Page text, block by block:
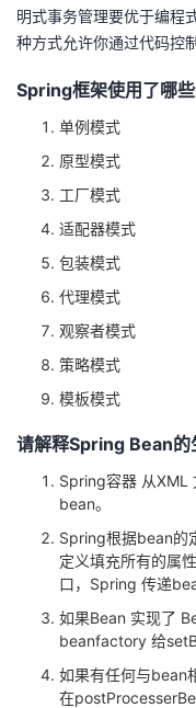
明式事务管理要优于编程
种方式允许你通过代码控
Spring框架使用了哪
单例模式
原型模式
工厂模式
适配器模式
包装模式
代理模式
观察者模式
策略模式
模板模式
请解释Spring Bean的
Spring容器 从XML
bean。
Spring根据bean的
定义填充所有的属
口，Spring 传递
如果Bean 实现了
beanfactory 给
如果有任何与bean
在